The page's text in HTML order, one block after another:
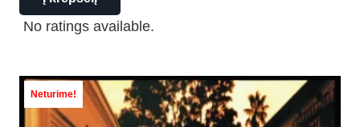
No ratings available.
Neturime!